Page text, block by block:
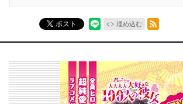
ポスト 埋め込む
RSSフィード